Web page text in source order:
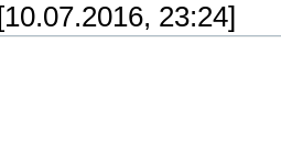
[10.07.2016, 23:24]